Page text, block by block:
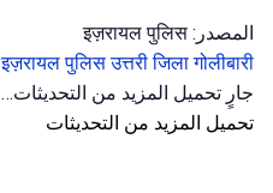
المصدر: इज़रायल पुलिस
इज़रायल पुलिसउत्तरी जिलागोलीबारी
جارٍ تحميل المزيد من التحديثات…
تحميل المزيد من التحديثات